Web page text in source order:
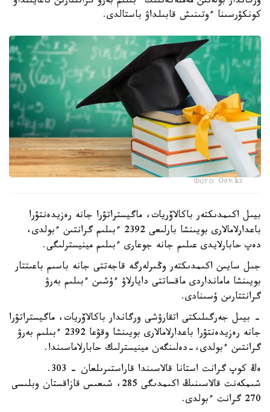
كونكۋرسىنا ءوتىنىش قابىلداۋ باستالدى.
Фото: Gov.kz
بيىل اكىمدىكتەر باكالاۆريات، ماگيستراتۋرا جانە رەزيدەنتۋرا
باعدارلامالارى بويىنشا بارلىعى 2392 ءبىلىم گرانتىن ءبولدى،
دەپ حابارلايدى عىلىم جانە جوعارى ءبىلىم مينيسترلىگى.
جىل سايىن اكىمدىكتەر وڭىرلەرگە قاجەتتى جانە باسىم باعىتتار
بويىنشا مامانداردى ماقساتتى دايارلاۋ ءۇشىن ءبىلىم بەرۋ
گرانتتارىن ۇسىنادى.
- بيىل جەرگىلىكتى اتقارۋشى ورگاندار باكالاۆريات، ماگيستراتۋرا
جانە رەزيدەنتۋرا باعدارلامالارى بويىنشا وقۋعا 2392 ءبىلىم بەرۋ
گرانتىن ءبولدى،-دەلىنگەن مينيسترلىك حابارلاماسىندا.
ەڭ كوپ گرانت استانا قالاسىندا قاراستىرىلعان - 303.
شىمكەنت قالاسىنىڭ اكىمدىگى 285، شىعىس قازاقستان وبلىسى
270 گرانت ءبولدى.